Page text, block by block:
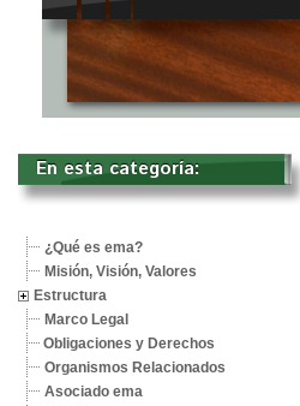
En esta categoría:
¿Qué es ema?
Misión, Visión, Valores
Estructura
Marco Legal
Obligaciones y Derechos
Organismos Relacionados
Asociado ema